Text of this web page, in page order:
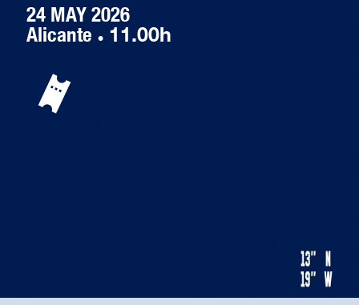
24 MAY 2026
Alicante · 11.00h